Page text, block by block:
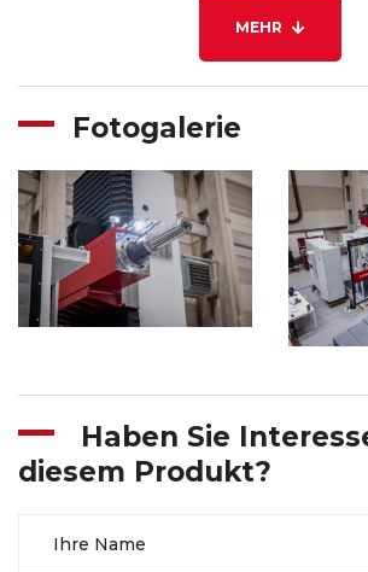
MEHR
Fotogalerie
Haben Sie
diesem Produkt?